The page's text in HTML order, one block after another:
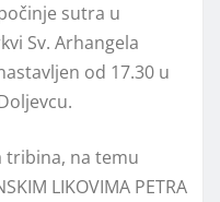
sutra u
Sv. Arhangela
od 17.30 u
tribina, na temu
LIKOVIMA PETRA